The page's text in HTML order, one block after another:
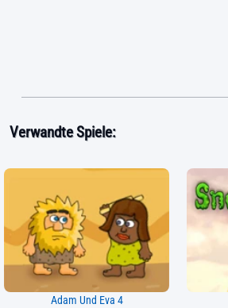
Verwandte Spiele:
Adam Und Eva 4